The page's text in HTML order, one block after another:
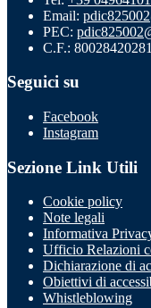
Email:
PEC:
C.F.: 80028420281
Seguici su
Facebook
Instagram
Sezione Link Utili
Cookie policy
Note legali
Informativa
Ufficio Relazioni
Dichiarazione di
Obiettivi di
Whistleblowing